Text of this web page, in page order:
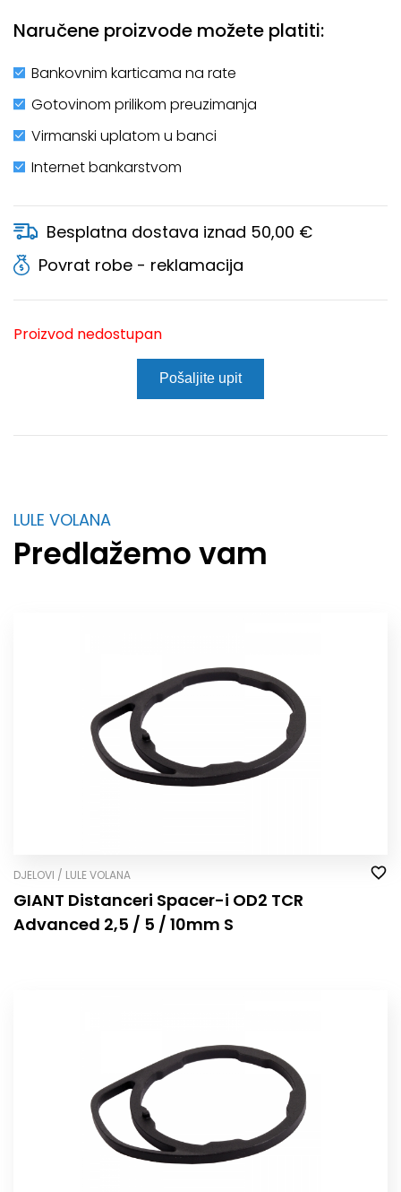
Naručene proizvode možete platiti:
Bankovnim karticama na rate
Gotovinom prilikom preuzimanja
Virmanski uplatom u banci
Internet bankarstvom
Besplatna dostava iznad 50,00 €
Povrat robe - reklamacija
Proizvod nedostupan
Pošaljite upit
LULE VOLANA
Predlažemo vam
DJELOVI / LULE VOLANA
GIANT Distanceri Spacer-i OD2 TCR
Advanced 2,5 / 5 / 10mm S